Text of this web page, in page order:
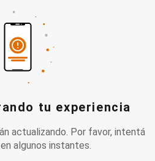
tu experiencia
actualizando. Por favor, intentá
algunos instantes.